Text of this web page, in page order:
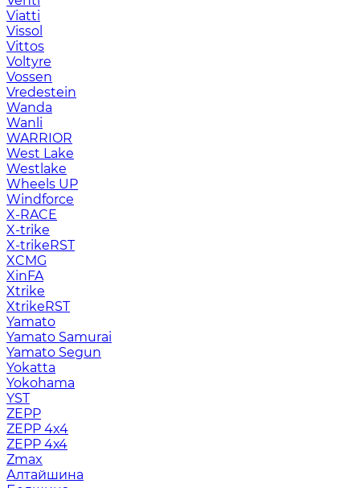
Viatti
Vissol
Vittos
Voltyre
Vossen
Vredestein
Wanda
Wanli
WARRIOR
West Lake
Westlake
Wheels UP
Windforce
X-RACE
X-trike
X-trikeRST
XCMG
XinFA
Xtrike
XtrikeRST
Yamato
Yamato Samurai
Yamato Segun
Yokatta
Yokohama
YST
ZEPP
ZEPP 4x4
ZEPP 4х4
Zmax
Алтайшина